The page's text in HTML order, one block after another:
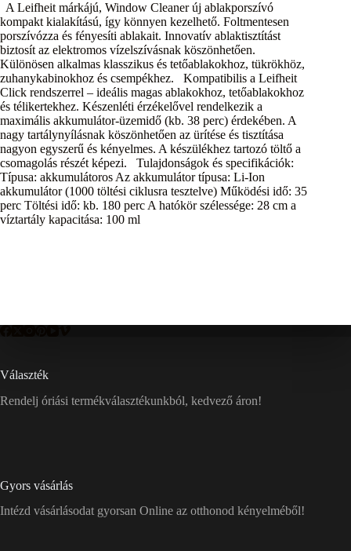
A Leifheit márkájú, Window Cleaner új ablakporszívó
kompakt kialakítású, így könnyen kezelhető. Foltmentesen
porszívózza és fényesíti ablakait. Innovatív ablaktisztítást
biztosít az elektromos vízelszívásnak köszönhetően.
Különösen alkalmas klasszikus és tetőablakokhoz, tükrökhöz,
zuhanykabinokhoz és csempékhez. Kompatibilis a Leifheit
Click rendszerrel – ideális magas ablakokhoz, tetőablakokhoz
és télikertekhez. Készenléti érzékelővel rendelkezik a
maximális akkumulátor-üzemidő (kb. 38 perc) érdekében. A
nagy tartálynyílásnak köszönhetően az ürítése és tisztítása
nagyon egyszerű és kényelmes. A készülékhez tartozó töltő a
csomagolás részét képezi. Tulajdonságok és specifikációk:
Típusa: akkumulátoros Az akkumulátor típusa: Li-Ion
akkumulátor (1000 töltési ciklusra tesztelve) Működési idő: 35
perc Töltési idő: kb. 180 perc A hatókör szélessége: 28 cm a
víztartály kapacitása: 100 ml
Választék
Rendelj óriási termékválasztékunkból, kedvező áron!
Gyors vásárlás
Intézd vásárlásodat gyorsan Online az otthonod kényelméből!